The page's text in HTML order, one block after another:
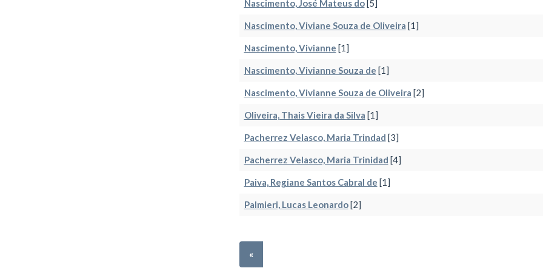
Nascimento, José Mateus do[5]
Nascimento, Viviane Souza de Oliveira [1]
Nascimento, Vivianne [1]
Nascimento, Vivianne Souza de [1]
Nascimento, Vivianne Souza de Oliveira [2]
Oliveira, Thais Vieira da Silva [1]
Pacherrez Velasco, Maria Trindad [3]
Pacherrez Velasco, Maria Trinidad [4]
Paiva, Regiane Santos Cabral de [1]
Palmieri, Lucas Leonardo[2]
«